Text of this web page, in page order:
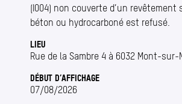
(I004) non couverte d’un revêtement
béton ou hydrocarboné est refusé.
LIEU
Rue de la Sambre 4 à 6032 Mont-
DÉBUT D’AFFICHAGE
07/08/2026